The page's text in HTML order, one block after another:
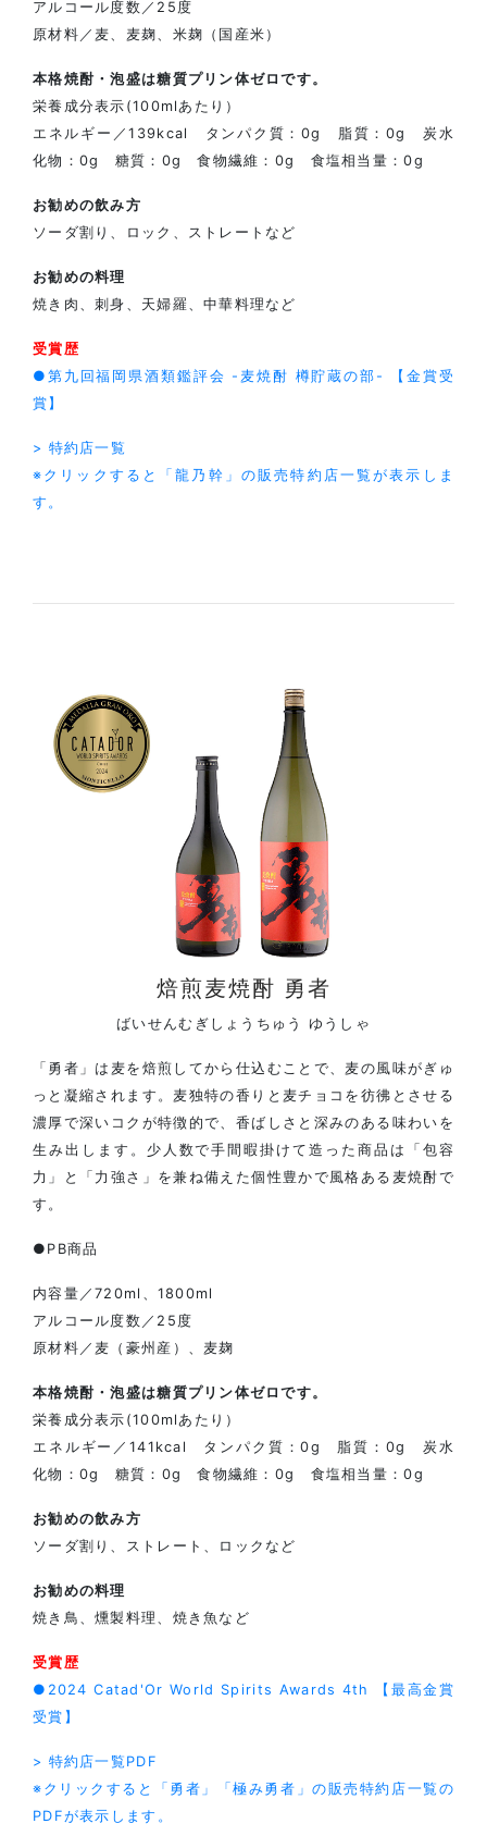
アルコール度数／25度
原材料／麦、麦麹、米麹（国産米）
本格焼酎・泡盛は糖質プリン体ゼロです。
栄養成分表示(100mlあたり）
エネルギー／139kcal タンパク質：0g 脂質：0g 炭水
化物：0g 糖質：0g 食物繊維：0g 食塩相当量：0g
お勧めの飲み方
ソーダ割り、ロック、ストレートなど
お勧めの料理
焼き肉、刺身、天婦羅、中華料理など
受賞歴
●第九回福岡県酒類鑑評会 -麦焼酎 樽貯蔵の部- 【金賞受
賞】
> 特約店一覧
※クリックすると「龍乃幹」の販売特約店一覧が表示しま
す。
焙煎麦焼酎 勇者
ばいせんむぎしょうちゅう ゆうしゃ
「勇者」は麦を焙煎してから仕込むことで、麦の風味がぎゅ
っと凝縮されます。麦独特の香りと麦チョコを彷彿とさせる
濃厚で深いコクが特徴的で、香ばしさと深みのある味わいを
生み出します。少人数で手間暇掛けて造った商品は「包容
力」と「力強さ」を兼ね備えた個性豊かで風格ある麦焼酎で
す。
●PB商品
内容量／720ml、1800ml
アルコール度数／25度
原材料／麦（豪州産）、麦麹
本格焼酎・泡盛は糖質プリン体ゼロです。
栄養成分表示(100mlあたり）
エネルギー／141kcal タンパク質：0g 脂質：0g 炭水
化物：0g 糖質：0g 食物繊維：0g 食塩相当量：0g
お勧めの飲み方
ソーダ割り、ストレート、ロックなど
お勧めの料理
焼き鳥、燻製料理、焼き魚など
受賞歴
●2024 Catad'Or World Spirits Awards 4th 【最高金賞
受賞】
> 特約店一覧PDF
※クリックすると「勇者」「極み勇者」の販売特約店一覧の
PDFが表示します。